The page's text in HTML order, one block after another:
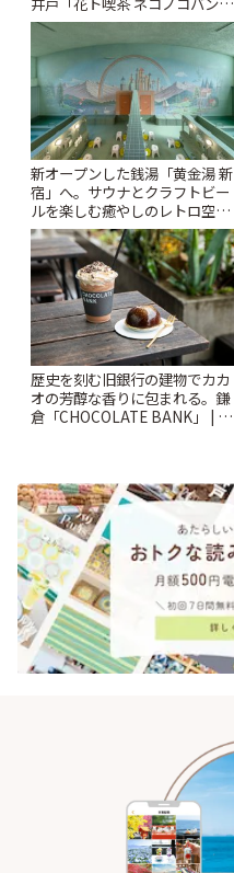
| ことりっぷ
新オープンした銭湯「黄金湯 新
宿」へ。サウナとクラフトビー
ルを楽しむ癒やしのレトロ空間
| ことりっぷ
歴史を刻む旧銀行の建物でカカ
オの芳醇な香りに包まれる。鎌
倉「CHOCOLATE BANK」 | こ